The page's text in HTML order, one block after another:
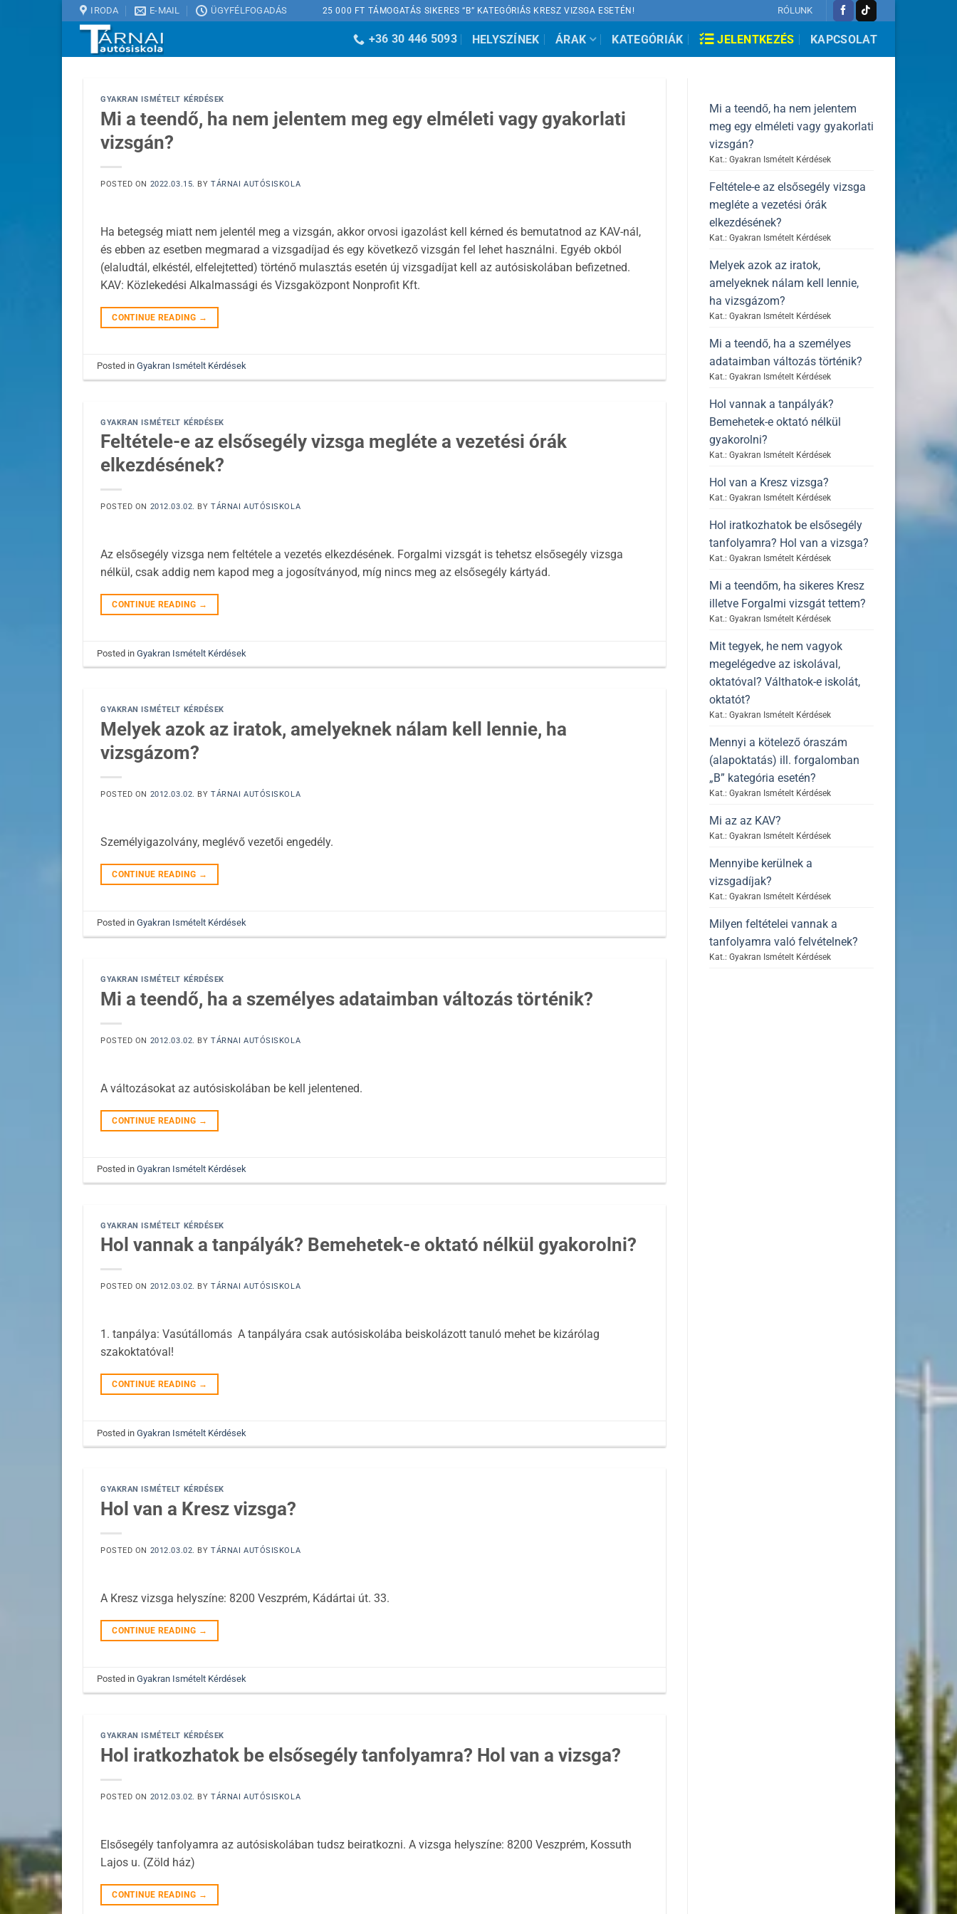
Skip
to
content
IRODA E-MAIL ÜGYFÉLFOGADÁS 25 000 FT TÁMOGATÁS SIKERES “B” KATEGÓRIÁS KRESZ VIZSGA ESETÉN! RÓLUNK
+36 30 446 5093 HELYSZÍNEK ÁRAK KATEGÓRIÁK JELENTKEZÉS KAPCSOLAT
GYAKRAN ISMÉTELT KÉRDÉSEK
Mi a teendő, ha nem jelentem meg egy elméleti vagy gyakorlati
vizsgán?
POSTED ON 2022.03.15. BYTÁRNAI AUTÓSISKOLA
Ha betegség miatt nem jelentél meg a vizsgán, akkor orvosi igazolást kell kérned és bemutatnod az KAV-nál,
és ebben az esetben megmarad a vizsgadíjad és egy következő vizsgán fel lehet használni. Egyéb okból
(elaludtál, elkéstél, elfelejtetted) történő mulasztás esetén új vizsgadíjat kell az autósiskolában befizetned.
KAV: Közlekedési Alkalmassági és Vizsgaközpont Nonprofit Kft.
CONTINUE READING →
Posted inGyakran Ismételt Kérdések
GYAKRAN ISMÉTELT KÉRDÉSEK
Feltétele-e az elsősegély vizsga megléte a vezetési órák
elkezdésének?
POSTED ON 2012.03.02. BYTÁRNAI AUTÓSISKOLA
Az elsősegély vizsga nem feltétele a vezetés elkezdésének. Forgalmi vizsgát is tehetsz elsősegély vizsga
nélkül, csak addig nem kapod meg a jogosítványod, míg nincs meg az elsősegély kártyád.
CONTINUE READING →
Posted inGyakran Ismételt Kérdések
GYAKRAN ISMÉTELT KÉRDÉSEK
Melyek azok az iratok, amelyeknek nálam kell lennie, ha
vizsgázom?
POSTED ON 2012.03.02. BYTÁRNAI AUTÓSISKOLA
Személyigazolvány, meglévő vezetői engedély.
CONTINUE READING →
Posted inGyakran Ismételt Kérdések
GYAKRAN ISMÉTELT KÉRDÉSEK
Mi a teendő, ha a személyes adataimban változás történik?
POSTED ON 2012.03.02. BYTÁRNAI AUTÓSISKOLA
A változásokat az autósiskolában be kell jelentened.
CONTINUE READING →
Posted inGyakran Ismételt Kérdések
GYAKRAN ISMÉTELT KÉRDÉSEK
Hol vannak a tanpályák? Bemehetek-e oktató nélkül gyakorolni?
POSTED ON 2012.03.02. BYTÁRNAI AUTÓSISKOLA
1. tanpálya: Vasútállomás A tanpályára csak autósiskolába beiskolázott tanuló mehet be kizárólag
szakoktatóval!
CONTINUE READING →
Posted inGyakran Ismételt Kérdések
GYAKRAN ISMÉTELT KÉRDÉSEK
Hol van a Kresz vizsga?
POSTED ON 2012.03.02. BYTÁRNAI AUTÓSISKOLA
A Kresz vizsga helyszíne: 8200 Veszprém, Kádártai út. 33.
CONTINUE READING →
Posted inGyakran Ismételt Kérdések
GYAKRAN ISMÉTELT KÉRDÉSEK
Hol iratkozhatok be elsősegély tanfolyamra? Hol van a vizsga?
POSTED ON 2012.03.02. BYTÁRNAI AUTÓSISKOLA
Elsősegély tanfolyamra az autósiskolában tudsz beiratkozni. A vizsga helyszíne: 8200 Veszprém, Kossuth
Lajos u. (Zöld ház)
CONTINUE READING →
Mi a teendő, ha nem jelentem
meg egy elméleti vagy gyakorlati
vizsgán?
Kat.: Gyakran Ismételt Kérdések
Feltétele-e az elsősegély vizsga
megléte a vezetési órák
elkezdésének?
Kat.: Gyakran Ismételt Kérdések
Melyek azok az iratok,
amelyeknek nálam kell lennie,
ha vizsgázom?
Kat.: Gyakran Ismételt Kérdések
Mi a teendő, ha a személyes
adataimban változás történik?
Kat.: Gyakran Ismételt Kérdések
Hol vannak a tanpályák?
Bemehetek-e oktató nélkül
gyakorolni?
Kat.: Gyakran Ismételt Kérdések
Hol van a Kresz vizsga?
Kat.: Gyakran Ismételt Kérdések
Hol iratkozhatok be elsősegély
tanfolyamra? Hol van a vizsga?
Kat.: Gyakran Ismételt Kérdések
Mi a teendőm, ha sikeres Kresz
illetve Forgalmi vizsgát tettem?
Kat.: Gyakran Ismételt Kérdések
Mit tegyek, he nem vagyok
megelégedve az iskolával,
oktatóval? Válthatok-e iskolát,
oktatót?
Kat.: Gyakran Ismételt Kérdések
Mennyi a kötelező óraszám
(alapoktatás) ill. forgalomban
„B” kategória esetén?
Kat.: Gyakran Ismételt Kérdések
Mi az az KAV?
Kat.: Gyakran Ismételt Kérdések
Mennyibe kerülnek a
vizsgadíjak?
Kat.: Gyakran Ismételt Kérdések
Milyen feltételei vannak a
tanfolyamra való felvételnek?
Kat.: Gyakran Ismételt Kérdések